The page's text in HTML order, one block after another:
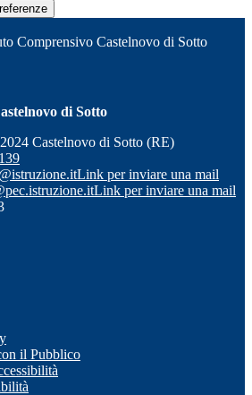
Comprensivo Castelnovo di Sotto
di Sotto
Castelnovo di Sotto (RE)
Link per inviare una mail
Link per inviare una mail
il Pubblico